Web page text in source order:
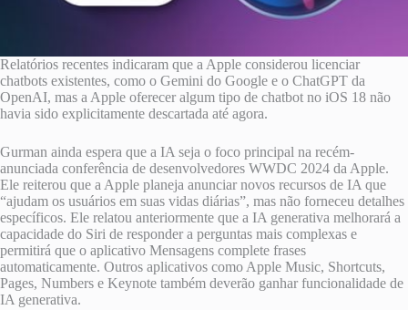
Relatórios recentes indicaram que a Apple considerou licenciar
chatbots existentes, como o Gemini do Google e o ChatGPT da
OpenAI, mas a Apple oferecer algum tipo de chatbot no iOS 18 não
havia sido explicitamente descartada até agora.
Gurman ainda espera que a IA seja o foco principal na recém-
anunciada conferência de desenvolvedores WWDC 2024 da Apple.
Ele reiterou que a Apple planeja anunciar novos recursos de IA que
“ajudam os usuários em suas vidas diárias”, mas não forneceu detalhes
específicos. Ele relatou anteriormente que a IA generativa melhorará a
capacidade do Siri de responder a perguntas mais complexas e
permitirá que o aplicativo Mensagens complete frases
automaticamente. Outros aplicativos como Apple Music, Shortcuts,
Pages, Numbers e Keynote também deverão ganhar funcionalidade de
IA generativa.